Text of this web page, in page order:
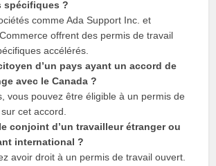
spécifiques ?
comme Ada Support Inc. et
offrent des permis de travail
accélérés.
d’un pays ayant un accord de
avec le Canada ?
vous pouvez être éligible à un permis de
cet accord.
conjoint d’un travailleur étranger ou
international ?
avoir droit à un permis de travail ouvert.